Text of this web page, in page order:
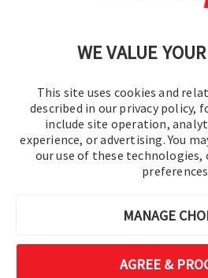
WE VALUE
This site uses cookies and
described in our privacy policy,
include site operation,
experience, or advertising. You
our use of these technologies,
MANAGE
AGREE &
© 2016-2026 오퍼레이션
판권 소유.